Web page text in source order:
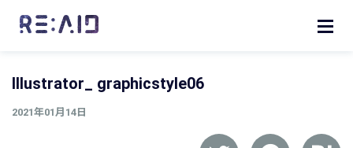
Illustrator_ graphicstyle06
2021年01月14日